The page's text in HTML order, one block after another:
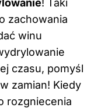
! Taki
zachowania
winu
czasu, pomyśl
zamian! Kiedy
rozgniecenia